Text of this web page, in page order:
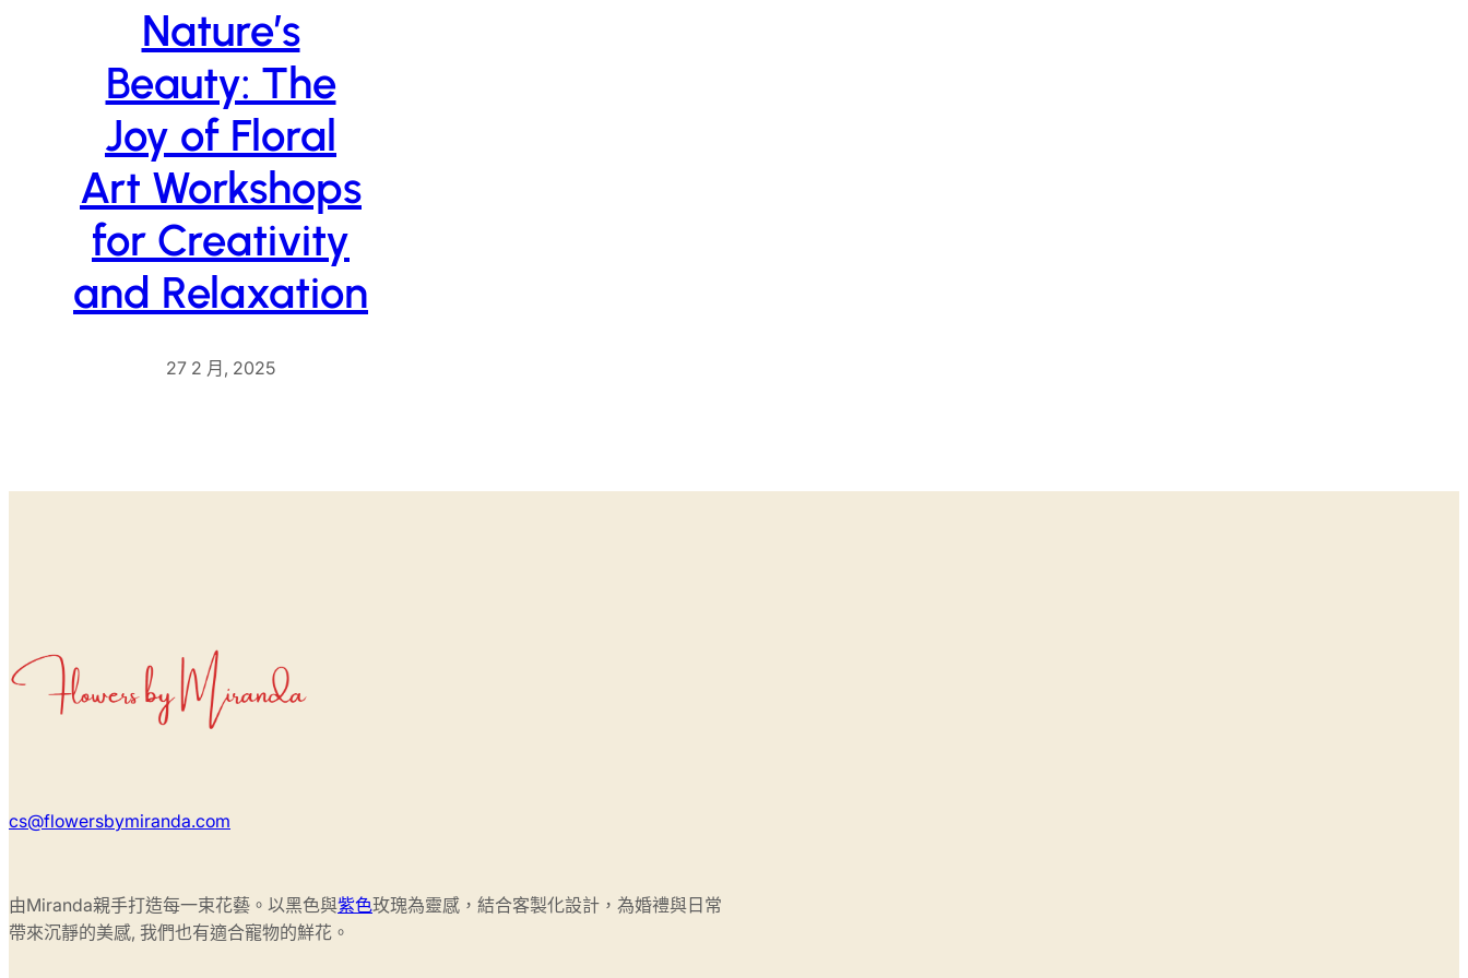
Nature’s
Beauty: The
Joy of Floral
Art Workshops
for Creativity
and Relaxation
27 2 月, 2025
cs@flowersbymiranda.com
由Miranda親手打造每一束花藝。以黑色與紫色玫瑰為靈感，結合客製化設計，為婚禮與日常
帶來沉靜的美感, 我們也有適合寵物的鮮花。